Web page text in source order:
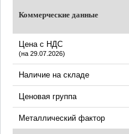
Коммерческие данные
Цена с НДС
(на 29.07.2026)
Наличие на складе
Ценовая группа
Металлический фактор